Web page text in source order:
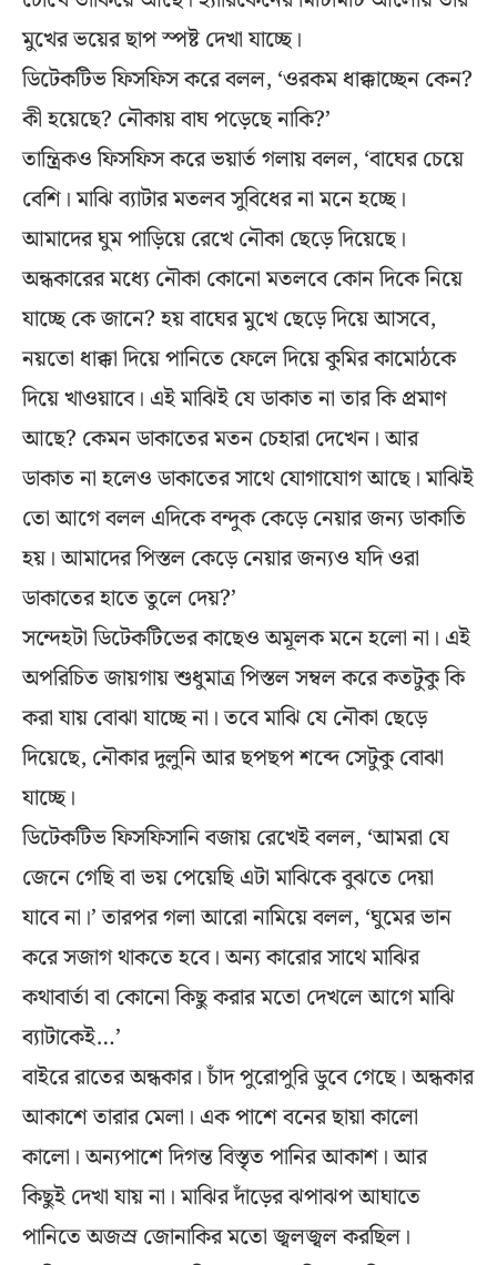
মুখের ভয়ের ছাপ স্পষ্ট দেখা যাচ্ছে।
ডিটেকটিভ ফিসফিস করে বলল, ‘ওরকম ধাক্কাচ্ছেন কেন?
কী হয়েছে? নৌকায় বাঘ পড়েছে নাকি?’
তান্ত্রিকও ফিসফিস করে ভয়ার্ত গলায় বলল, ‘বাঘের চেয়ে
বেশি। মাঝি ব্যাটার মতলব সুবিধের না মনে হচ্ছে।
আমাদের ঘুম পাড়িয়ে রেখে নৌকা ছেড়ে দিয়েছে।
অন্ধকারের মধ্যে নৌকা কোনো মতলবে কোন দিকে নিয়ে
যাচ্ছে কে জানে? হয় বাঘের মুখে ছেড়ে দিয়ে আসবে,
নয়তো ধাক্কা দিয়ে পানিতে ফেলে দিয়ে কুমির কামোঠকে
দিয়ে খাওয়াবে। এই মাঝিই যে ডাকাত না তার কি প্রমাণ
আছে? কেমন ডাকাতের মতন চেহারা দেখেন। আর
ডাকাত না হলেও ডাকাতের সাথে যোগাযোগ আছে। মাঝিই
তো আগে বলল এদিকে বন্দুক কেড়ে নেয়ার জন্য ডাকাতি
হয়। আমাদের পিস্তল কেড়ে নেয়ার জন্যও যদি ওরা
ডাকাতের হাতে তুলে দেয়?’
সন্দেহটা ডিটেকটিভের কাছেও অমূলক মনে হলো না। এই
অপরিচিত জায়গায় শুধুমাত্র পিস্তল সম্বল করে কতটুকু কি
করা যায় বোঝা যাচ্ছে না। তবে মাঝি যে নৌকা ছেড়ে
দিয়েছে, নৌকার দুলুনি আর ছপছপ শব্দে সেটুকু বোঝা
যাচ্ছে।
ডিটেকটিভ ফিসফিসানি বজায় রেখেই বলল, ‘আমরা যে
জেনে গেছি বা ভয় পেয়েছি এটা মাঝিকে বুঝতে দেয়া
যাবে না।’ তারপর গলা আরো নামিয়ে বলল, ‘ঘুমের ভান
করে সজাগ থাকতে হবে। অন্য কারোর সাথে মাঝির
কথাবার্তা বা কোনো কিছু করার মতো দেখলে আগে মাঝি
ব্যাটাকেই…’
বাইরে রাতের অন্ধকার। চাঁদ পুরোপুরি ডুবে গেছে। অন্ধকার
আকাশে তারার মেলা। এক পাশে বনের ছায়া কালো
কালো। অন্যপাশে দিগন্ত বিস্তৃত পানির আকাশ। আর
কিছুই দেখা যায় না। মাঝির দাঁড়ের ঝপাঝপ আঘাতে
পানিতে অজস্র জোনাকির মতো জ্বলজ্বল করছিল।